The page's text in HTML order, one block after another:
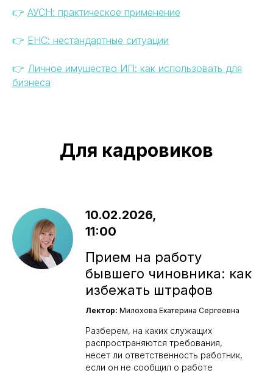
👉 АУСН: практическое применение
👉 ЕНС: нестандартные ситуации
👉 Личное имущество ИП: как использовать для
бизнеса
Для кадровиков
10.02.2026,
11:00
Прием на работу
бывшего чиновника: как
избежать штрафов
Лектор: Милохова Екатерина Сергеевна
Разберем, на каких служащих
распространяются требования,
несет ли ответственность работник,
если он не сообщил о работе